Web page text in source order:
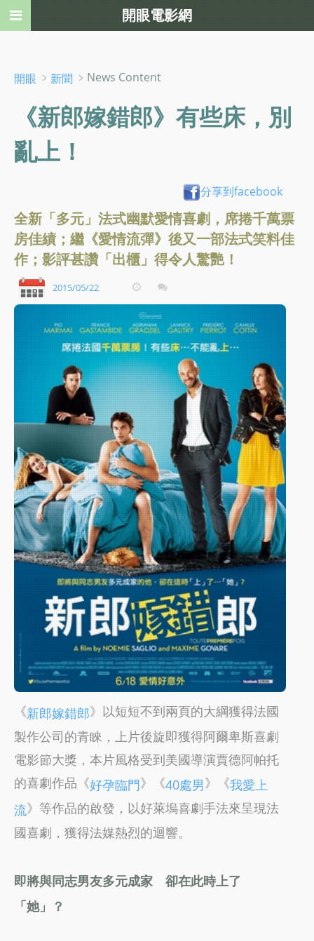
開眼 ﹥ 新聞 ﹥News Content
《新郎嫁錯郎》有些床，別
亂上！
分享到facebook
全新「多元」法式幽默愛情喜劇，席捲千萬票
房佳績；繼《愛情流彈》後又一部法式笑料佳
作；影評甚讚「出櫃」得令人驚艷！
2015/05/22
《新郎嫁錯郎》以短短不到兩頁的大綱獲得法國
製作公司的青睞，上片後旋即獲得阿爾卑斯喜劇
電影節大獎，本片風格受到美國導演賈德阿帕托
的喜劇作品《好孕臨門》《40處男》《我愛上
流》等作品的啟發，以好萊塢喜劇手法來呈現法
國喜劇，獲得法媒熱烈的迴響。
即將與同志男友多元成家 卻在此時上了
「她」？
開眼電影網